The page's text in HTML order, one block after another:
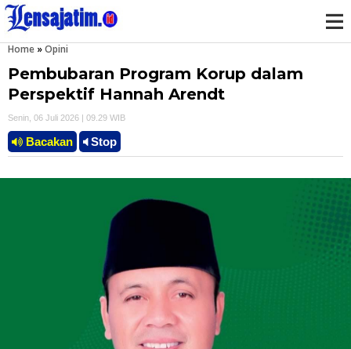
u
Home »Opini
Pembubaran Program Korup dalam
Perspektif Hannah Arendt
Senin, 06 Juli 2026 | 09.29 WIB
Bacakan Stop